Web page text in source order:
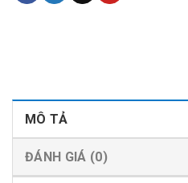
MÔ TẢ
ĐÁNH GIÁ (0)